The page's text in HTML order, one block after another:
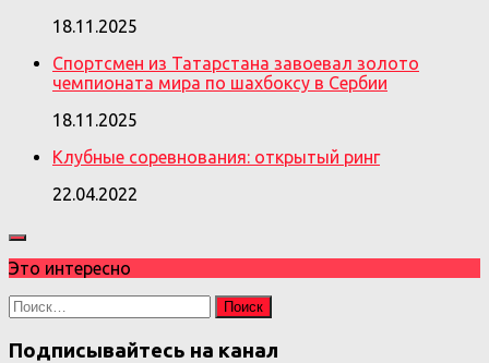
18.11.2025
Спортсмен из Татарстана завоевал золото
чемпионата мира по шахбоксу в Сербии
18.11.2025
Клубные соревнования: открытый ринг
22.04.2022
Это интересно
Найти:
Подписывайтесь на канал